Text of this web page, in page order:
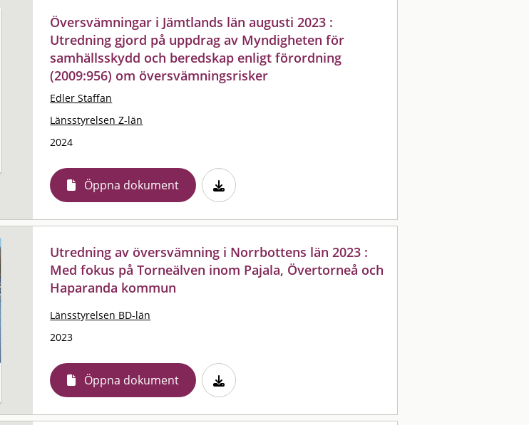
Översvämningar i Jämtlands län augusti 2023 :
Utredning gjord på uppdrag av Myndigheten för
samhällsskydd och beredskap enligt förordning
(2009:956) om översvämningsrisker
Edler Staffan
Länsstyrelsen Z-län
2024
Öppna dokument
Utredning av översvämning i Norrbottens län 2023 :
Med fokus på Torneälven inom Pajala, Övertorneå och
Haparanda kommun
Länsstyrelsen BD-län
2023
Öppna dokument